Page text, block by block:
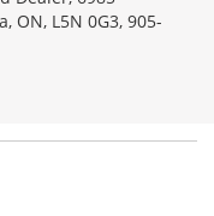
ON, L5N 0G3, 905-